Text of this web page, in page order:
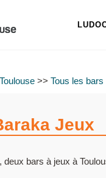
>> Tous les bars
Jeux
deux bars à jeux à